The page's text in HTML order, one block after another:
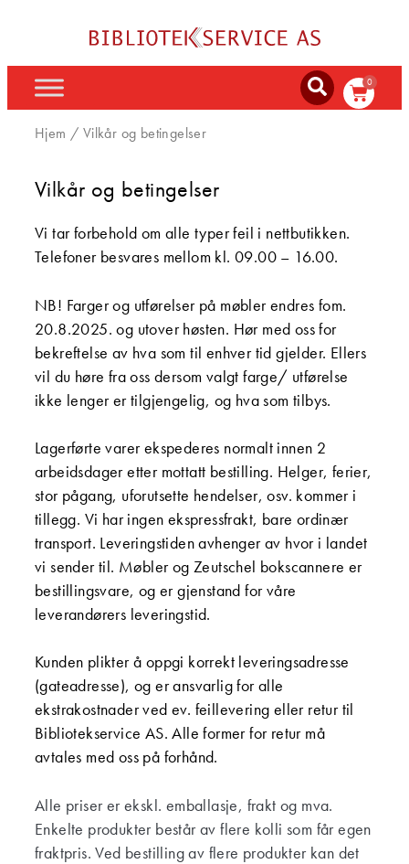
0
Hjem / Vilkår og betingelser
Vilkår og betingelser
Vi tar forbehold om alle typer feil i nettbutikken.
Telefoner besvares mellom kl. 09.00 – 16.00.
NB! Farger og utførelser på møbler endres fom.
20.8.2025. og utover høsten. Hør med oss for
bekreftelse av hva som til enhver tid gjelder. Ellers
vil du høre fra oss dersom valgt farge/ utførelse
ikke lenger er tilgjengelig, og hva som tilbys.
Lagerførte varer ekspederes normalt innen 2
arbeidsdager etter mottatt bestilling. Helger, ferier,
stor pågang, uforutsette hendelser, osv. kommer i
tillegg. Vi har ingen ekspressfrakt, bare ordinær
transport. Leveringstiden avhenger av hvor i landet
vi sender til. Møbler og Zeutschel bokscannere er
bestillingsvare, og er gjenstand for våre
leverandørers leveringstid.
Kunden plikter å oppgi korrekt leveringsadresse
(gateadresse), og er ansvarlig for alle
ekstrakostnader ved ev. feillevering eller retur til
Bibliotekservice AS. Alle former for retur må
avtales med oss på forhånd.
Alle priser er ekskl. emballasje, frakt og mva.
Enkelte produkter består av flere kolli som får egen
fraktpris. Ved bestilling av flere produkter kan det